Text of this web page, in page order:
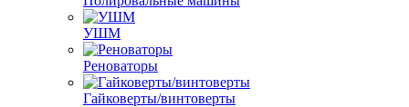
УШМ
Реноваторы
Гайковерты/винтоверты